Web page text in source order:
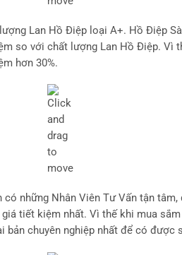
Lan Hồ Điệp loại A+. Hồ Điệp
so với chất lượng Lan Hồ Điệp. Vì
hơn 30%.
có những Nhân Viên Tư Vấn tận
tiết kiệm nhất. Vì thế khi mua
bản chuyên nghiệp nhất để có